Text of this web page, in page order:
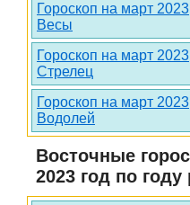
Гороскоп на март 2023
Весы
Гороскоп на март 2023
Стрелец
Гороскоп на март 2023
Водолей
Восточные
2023 год по